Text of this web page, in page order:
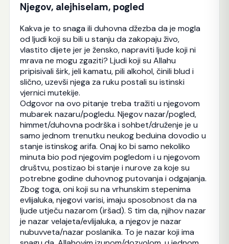
Njegov, alejhiselam, pogled
Kakva je to snaga ili duhovna džezba da je mogla
od ljudi koji su bili u stanju da zakopaju živo,
vlastito dijete jer je žensko, napraviti ljude koji ni
mrava ne mogu zgaziti? Ljudi koji su Allahu
pripisivali širk, jeli kamatu, pili alkohol, činili blud i
slično, uzevši njega za ruku postali su istinski
vjernici mutekije.
Odgovor na ovo pitanje treba tražiti u njegovom
mubarek nazaru/pogledu. Njegov nazar/pogled,
himmet/duhovna podrška i sohbet/druženje je u
samo jednom trenutku neukog beduina dovodio u
stanje istinskog arifa. Onaj ko bi samo nekoliko
minuta bio pod njegovim pogledom i u njegovom
društvu, postizao bi stanje i nurove za koje su
potrebne godine duhovnog putovanja i odgajanja.
Zbog toga, oni koji su na vrhunskim stepenima
evlijaluka, njegovi varisi, imaju sposobnost da na
ljude utječu nazarom (iršad). S tim da, njihov nazar
je nazar velajeta/evlijaluka, a njegov je nazar
nubuvveta/nazar poslanika. To je nazar koji ima